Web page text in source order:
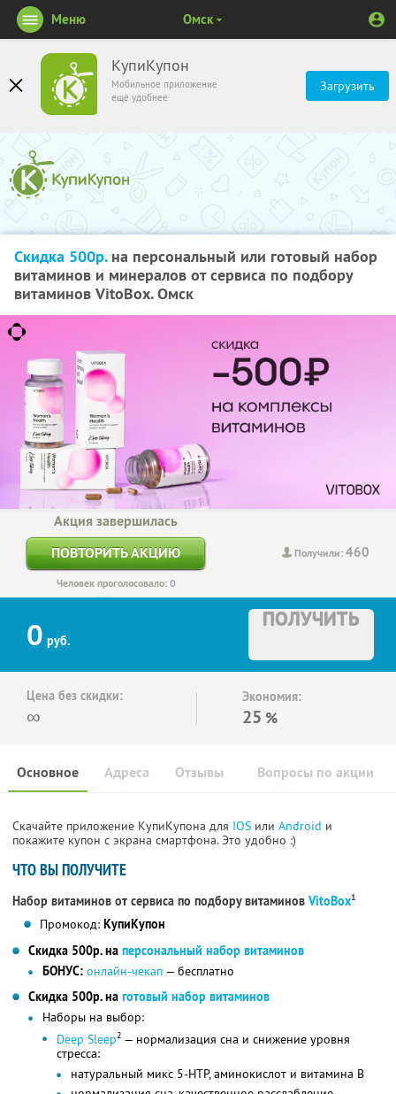
КупиКупон
Мобильное приложение
ещё удобнее
Загрузить
Меню Омск
Скидка 500р.на персональный или готовый набор
витаминов и минералов от сервиса по подбору
витаминов VitoBox. Омск
Получили:460
Акция завершилась
ПОВТОРИТЬ АКЦИЮ
Человек проголосовало: 0
0 руб.
ПОЛУЧИТЬ
Цена без скидки:
∞
Экономия:
25 %
Основное Отзывы Вопросы по акции
Адреса
Скачайте приложение КупиКупона для IOS или Android и
покажите купон с экрана смартфона. Это удобно :)
ЧТО ВЫ ПОЛУЧИТЕ
Набор витаминов от сервиса по подбору витаминов VitoBox1
Промокод: КупиКупон
Скидка 500р. на персональный набор витаминов
БОНУС: онлайн-чекап — бесплатно
Скидка 500р. на готовый набор витаминов
Наборы на выбор:
Deep Sleep2 — нормализация сна и снижение уровня
стресса:
натуральный микс 5-HTP, аминокислот и витамина B